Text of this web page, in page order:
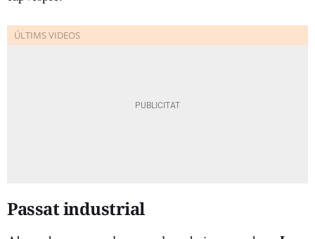
Passat industrial